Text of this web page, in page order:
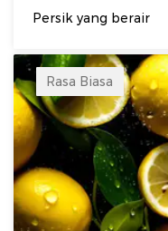
Persik yang berair
Rasa Biasa